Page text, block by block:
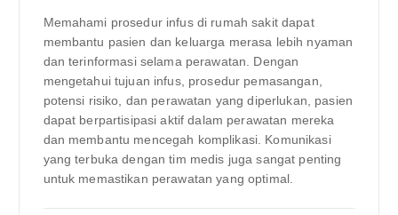
Memahami prosedur infus di rumah sakit dapat
membantu pasien dan keluarga merasa lebih nyaman
dan terinformasi selama perawatan. Dengan
mengetahui tujuan infus, prosedur pemasangan,
potensi risiko, dan perawatan yang diperlukan, pasien
dapat berpartisipasi aktif dalam perawatan mereka
dan membantu mencegah komplikasi. Komunikasi
yang terbuka dengan tim medis juga sangat penting
untuk memastikan perawatan yang optimal.